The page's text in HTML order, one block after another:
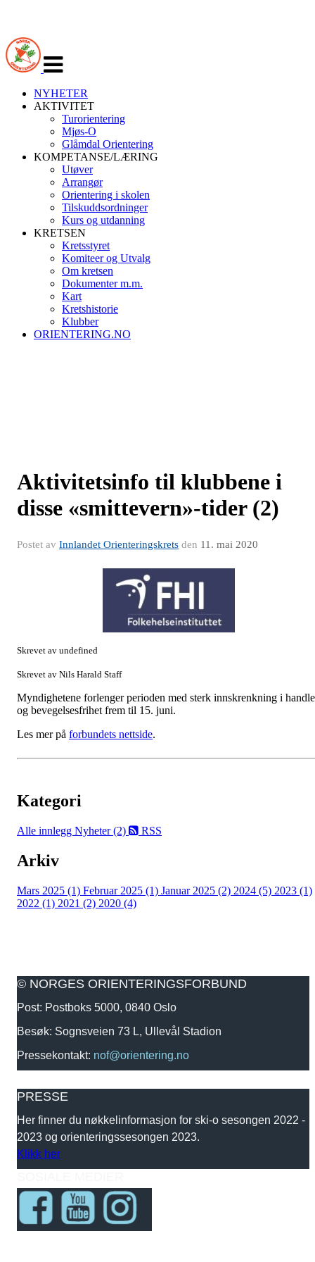
navigasjon
NYHETER
AKTIVITET
Turorientering
Mjøs-O
Glåmdal Orientering
KOMPETANSE/LÆRING
Utøver
Arrangør
Orientering i skolen
Tilskuddsordninger
Kurs og utdanning
KRETSEN
Kretsstyret
Komiteer og Utvalg
Om kretsen
Dokumenter m.m.
Kart
Kretshistorie
Klubber
ORIENTERING.NO
Aktivitetsinfo til klubbene i
disse «smittevern»-tider (2)
Postet av Innlandet Orienteringskrets den 11. mai 2020
Skrevet av undefined
Skrevet av Nils Harald Staff
Myndighetene forlenger perioden med sterk innskrenkning i
og bevegelsesfrihet frem til 15. juni.
Les mer på forbundets nettside.
Kategori
Alle innlegg Nyheter (2) RSS
Arkiv
Mars 2025 (1) Februar 2025 (1) Januar 2025 (2) 2024 (5) 2023 (1)
2022 (1) 2021 (2) 2020 (4)
© NORGES ORIENTERINGSFORBUND
Post: Postboks 5000, 0840 Oslo
Besøk: Sognsveien 73 L, Ullevål Stadion
Pressekontakt: nof@orientering.no
PRESSE
Her finner du nøkkelinformasjon for ski-o sesongen 2022 -
2023 og orienteringssesongen 2023.
Klikk her